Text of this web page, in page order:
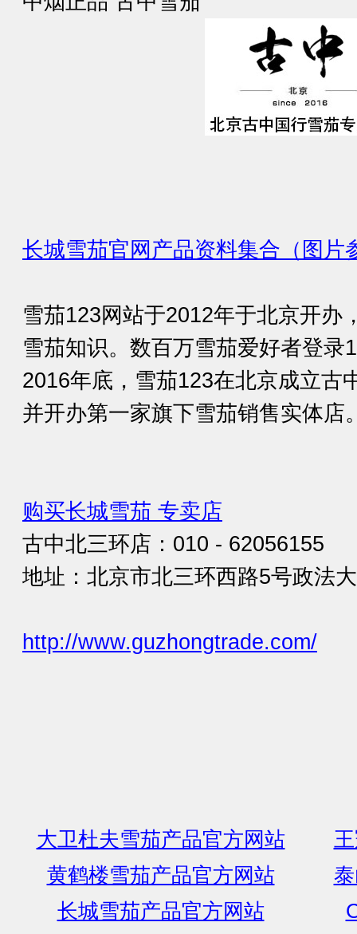
长城雪茄官网产品资料集合（图片
雪茄123网站于2012年于北京开办
雪茄知识。数百万雪茄爱好者登录
2016年底，雪茄123在北京成立古
并开办第一家旗下雪茄销售实体店
购买长城雪茄 专卖店
古中北三环店：010 - 62056155
地址：北京市北三环西路5号政法
http://www.guzhongtrade.com/
大卫杜夫雪茄产品官方网站
黄鹤楼雪茄产品官方网站
长城雪茄产品官方网站